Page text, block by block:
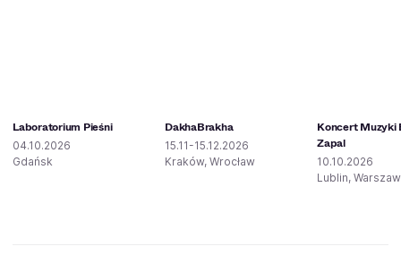
Laboratorium Pieśni
04.10.2026
Gdańsk
DakhaBrakha
15.11-15.12.2026
Kraków, Wrocław
Koncert Muzyki
Zapal
10.10.2026
Lublin,